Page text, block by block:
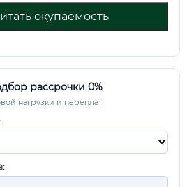
окупаемость
рассрочки 0%
нагрузки и переплат